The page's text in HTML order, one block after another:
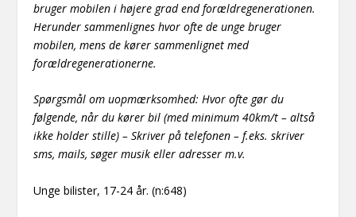
bruger mobilen i højere grad end forældregenerationen.
Herunder sammenlignes hvor ofte de unge bruger
mobilen, mens de kører sammenlignet med
forældregenerationerne.
Spørgsmål om uopmærksomhed: Hvor ofte gør du
følgende, når du kører bil (med minimum 40km/t – altså
ikke holder stille) – Skriver på telefonen – f.eks. skriver
sms, mails, søger musik eller adresser m.v.
Unge bilister, 17-24 år. (n:648)